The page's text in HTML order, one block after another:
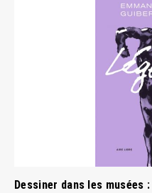
Dessiner dans les